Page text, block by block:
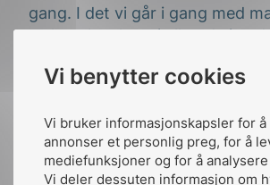
Vi benytter cookies
Vi bruker informasjonskapsler for
annonser et personlig preg, for å
mediefunksjoner og for å
Vi deler dessuten informasjon om
gang. I det vi går i gang med
av kanalen, har vi allerede i
abonnenter før jul og gjerne
Han forteller videre at
abonnenter allerede har